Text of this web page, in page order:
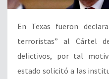
En Texas fueron
terroristas” al Cártel
delictivos, por tal
estado solicitó a las